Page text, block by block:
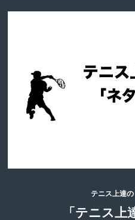
テニス上達
「テニス上